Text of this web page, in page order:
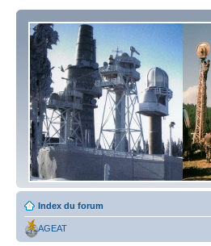
Index du forum
AGEAT